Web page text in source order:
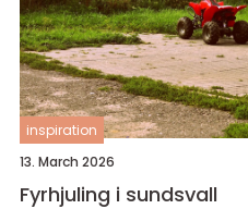
inspiration
13. March 2026
Fyrhjuling i sundsvall